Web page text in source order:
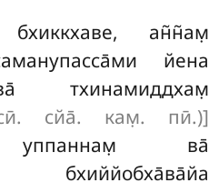
ан̃н̃ам̣
йена
тхинамиддхам̣
сйа̄. кам̣. пӣ.)]
уппаннам̣ ва̄
бхиййобха̄ва̄йа